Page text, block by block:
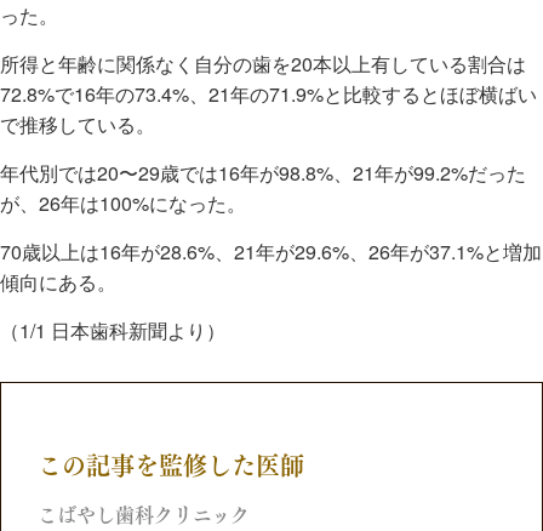
った。
所得と年齢に関係なく自分の歯を20本以上有している割合は
72.8%で16年の73.4%、21年の71.9%と比較するとほぼ横ばい
で推移している。
年代別では20〜29歳では16年が98.8%、21年が99.2%だった
が、26年は100%になった。
70歳以上は16年が28.6%、21年が29.6%、26年が37.1%と増加
傾向にある。
（1/1 日本歯科新聞より）
この記事を監修した医師
こばやし歯科クリニック